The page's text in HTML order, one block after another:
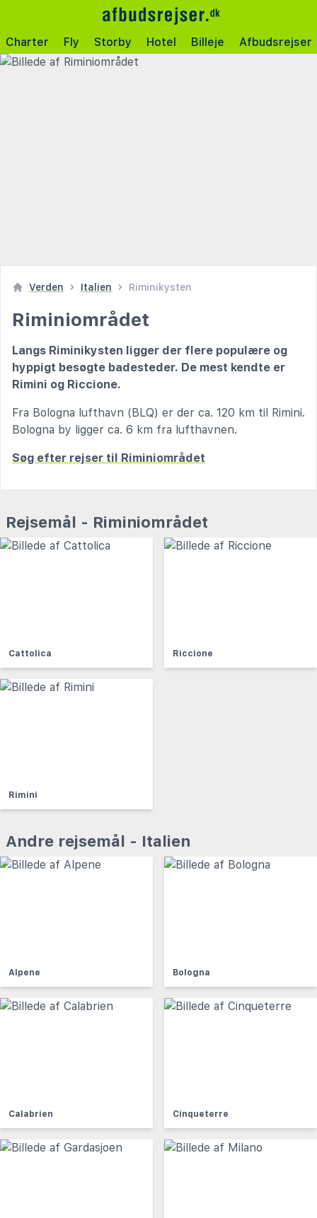
Charter Fly Storby Hotel Billeje Afbudsrejser
Verden Italien Riminikysten
Riminiområdet
Langs Riminikysten ligger der flere populære og
hyppigt besøgte badesteder. De mest kendte er
Rimini og Riccione.
Fra Bologna lufthavn (BLQ) er der ca. 120 km til Rimini.
Bologna by ligger ca. 6 km fra lufthavnen.
Søg efter rejser til Riminiområdet
Rejsemål - Riminiområdet
Cattolica Riccione
Rimini
Andre rejsemål - Italien
Alpene Bologna
Calabrien Cinqueterre